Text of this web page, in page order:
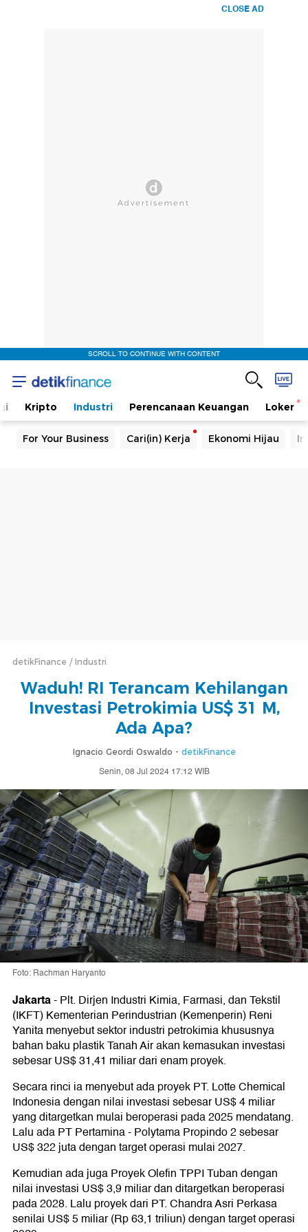
CLOSE AD
SCROLL TO CONTINUE WITH CONTENT
Kripto Industri Perencanaan Keuangan Loker
For Your Business Cari(in) Kerja Ekonomi Hijau
detikFinance Industri
Waduh! RI Terancam Kehilangan
Investasi Petrokimia US$ 31 M,
Ada Apa?
Ignacio Geordi Oswaldo - detikFinance
Senin, 08 Jul 2024 17:12 WIB
Foto: Rachman Haryanto
Jakarta-Plt. Dirjen Industri Kimia, Farmasi, dan Tekstil
(IKFT) Kementerian Perindustrian (Kemenperin) Reni
Yanita menyebut sektor industri petrokimia khususnya
bahan baku plastik Tanah Air akan kemasukan investasi
sebesar US$ 31,41 miliar dari enam proyek.
Secara rinci ia menyebut ada proyek PT. Lotte Chemical
Indonesia dengan nilai investasi sebesar US$ 4 miliar
yang ditargetkan mulai beroperasi pada 2025 mendatang.
Lalu ada PT Pertamina - Polytama Propindo 2 sebesar
US$ 322 juta dengan target operasi mulai 2027.
Kemudian ada juga Proyek Olefin TPPI Tuban dengan
nilai investasi US$ 3,9 miliar dan ditargetkan beroperasi
pada 2028. Lalu proyek dari PT. Chandra Asri Perkasa
senilai US$ 5 miliar (Rp 63,1 triliun) dengan target operasi